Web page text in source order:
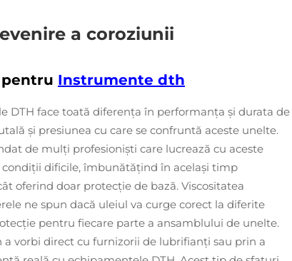
a coroziunii
Instrumente dth
face toată diferenţa în performanţa şi durata de
şi presiunea cu care se confruntă aceste unelte.
de mulţi profesionişti care lucrează cu aceste
dificile, îmbunătățind în același timp
oferind doar protecție de bază. Viscositatea
ne spun dacă uleiul va curge corect la diferite
pentru fiecare parte a ansamblului de unelte.
vorbi direct cu furnizorii de lubrifianţi sau prin a